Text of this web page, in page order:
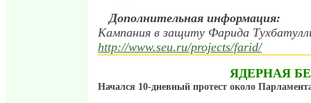
Дополнительная информация:
Кампания в защиту Фарида
http://www.seu.ru/projects/farid/
ЯДЕРНАЯ
Начался 10-дневный протест около